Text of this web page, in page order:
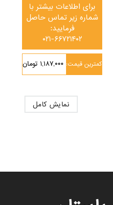
برای اطلاعات بیشتر با
شماره زیر تماس حاصل
فرمایید:
۰۲۱-۶۶۷۲۱۴۰۲
۱,۱۸۷,۰۰۰ تومان کمترین قیمت:
نمایش کامل